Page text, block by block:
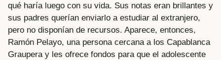
qué haría luego con su vida. Sus notas eran brillantes y
sus padres querían enviarlo a estudiar al extranjero,
pero no disponían de recursos. Aparece, entonces,
Ramón Pelayo, una persona cercana a los Capablanca
Graupera y les ofrece fondos para que el adolescente